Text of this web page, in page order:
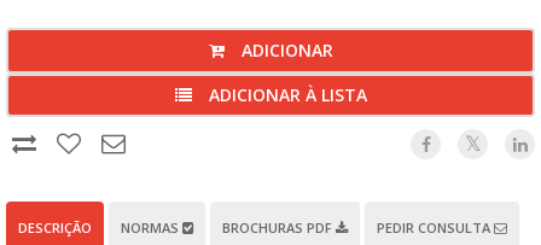
ADICIONAR
ADICIONAR À LISTA
DESCRIÇÃO NORMAS BROCHURAS PDF PEDIR CONSULTA